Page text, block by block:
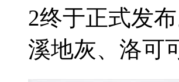
2终于正式发
溪地灰、洛可